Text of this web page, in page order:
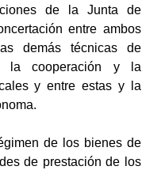
de la Junta de
entre ambos
demás técnicas de
la cooperación y la
y entre estas y la
de los bienes de
de prestación de los